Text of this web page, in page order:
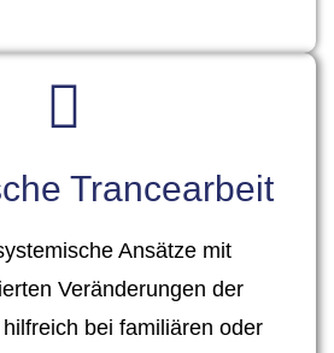
Trancearbeit
Ansätze mit
Veränderungen der
bei familiären oder